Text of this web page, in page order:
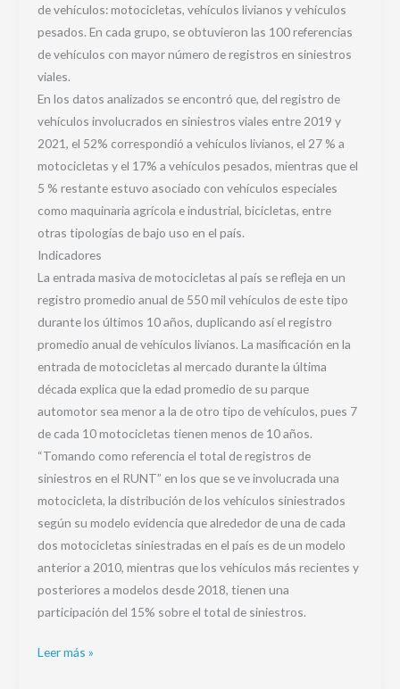
de vehículos: motocicletas, vehículos livianos y vehículos
pesados. En cada grupo, se obtuvieron las 100 referencias
de vehículos con mayor número de registros en siniestros
viales.
En los datos analizados se encontró que, del registro de
vehículos involucrados en siniestros viales entre 2019 y
2021, el 52% correspondió a vehículos livianos, el 27 % a
motocicletas y el 17% a vehículos pesados, mientras que el
5 % restante estuvo asociado con vehículos especiales
como maquinaria agrícola e industrial, bicicletas, entre
otras tipologías de bajo uso en el país.
Indicadores
La entrada masiva de motocicletas al país se refleja en un
registro promedio anual de 550 mil vehículos de este tipo
durante los últimos 10 años, duplicando así el registro
promedio anual de vehículos livianos. La masificación en la
entrada de motocicletas al mercado durante la última
década explica que la edad promedio de su parque
automotor sea menor a la de otro tipo de vehículos, pues 7
de cada 10 motocicletas tienen menos de 10 años.
“Tomando como referencia el total de registros de
siniestros en el RUNT” en los que se ve involucrada una
motocicleta, la distribución de los vehículos siniestrados
según su modelo evidencia que alrededor de una de cada
dos motocicletas siniestradas en el país es de un modelo
anterior a 2010, mientras que los vehículos más recientes y
posteriores a modelos desde 2018, tienen una
participación del 15% sobre el total de siniestros.
Leer más »